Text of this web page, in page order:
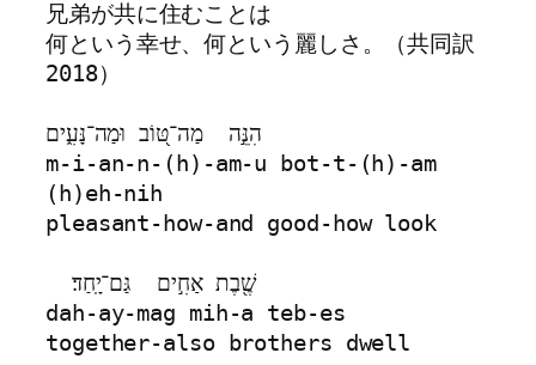
兄弟が共に住むことは
何という幸せ、何という麗しさ。（共同訳
2018）
הִנֵּ֣ה  מַה־טּ֭וֹב וּמַה־נָּעִ֑ים
m-i-an-n-(h)-am-u bot-t-(h)-am
(h)eh-nih
pleasant-how-and good-how look
שֶׁ֖בֶת אַחִ֣ים  גַּם־יָֽחַד׃
dah-ay-mag mih-a teb-es
together-also brothers dwell